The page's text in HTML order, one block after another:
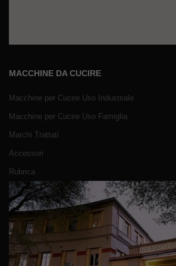
MACCHINE DA CUCIRE
Macchine per Cucire Uso Industriale
Macchine per Cucire Uso Famiglia
Marchi Trattati
Accessori
Rubrica